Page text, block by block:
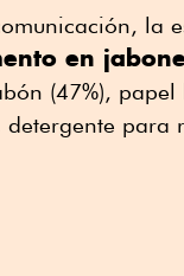
la
en
(47%),
para